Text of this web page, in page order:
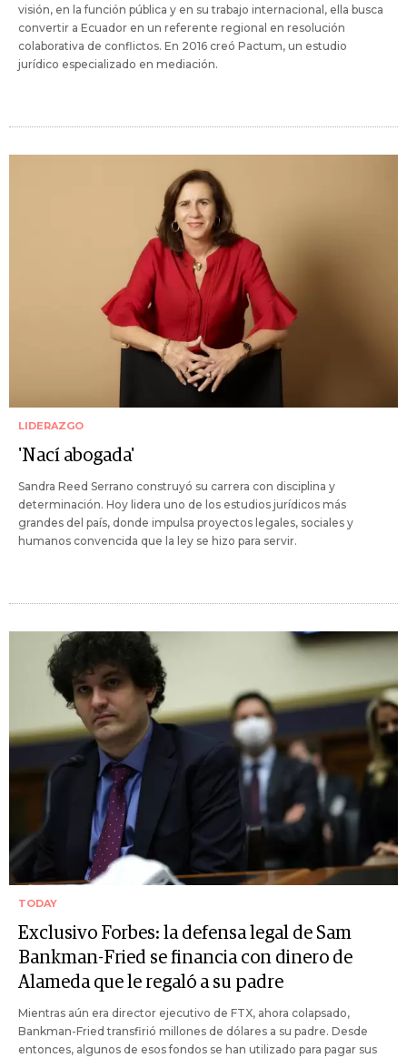
visión, en la función pública y en su trabajo internacional, ella busca
convertir a Ecuador en un referente regional en resolución
colaborativa de conflictos. En 2016 creó Pactum, un estudio
jurídico especializado en mediación.
LIDERAZGO
'Nací abogada'
Sandra Reed Serrano construyó su carrera con disciplina y
determinación. Hoy lidera uno de los estudios jurídicos más
grandes del país, donde impulsa proyectos legales, sociales y
humanos convencida que la ley se hizo para servir.
TODAY
Exclusivo Forbes: la defensa legal de Sam
Bankman-Fried se financia con dinero de
Alameda que le regaló a su padre
Mientras aún era director ejecutivo de FTX, ahora colapsado,
Bankman-Fried transfirió millones de dólares a su padre. Desde
entonces, algunos de esos fondos se han utilizado para pagar sus